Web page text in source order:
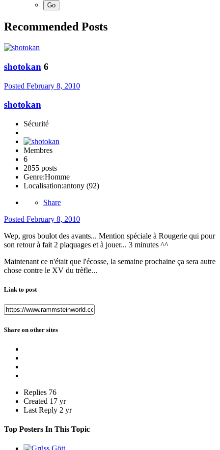
Recommended Posts
shotokan 6
Posted February 8, 2010
shotokan
Sécurité
Membres
6
2855 posts
Genre:Homme
Localisation:antony (92)
Share
Posted February 8, 2010
Wep, gros boulot des avants... Mention spéciale à Rougerie qui pour
son retour à fait 2 plaquages et à jouer... 3 minutes ^^
Maintenant ce n'était que l'écosse, la semaine prochaine ça sera autre
chose contre le XV du trèfle...
Link to post
Share on other sites
Replies 76
Created 17 yr
Last Reply 2 yr
Top Posters In This Topic